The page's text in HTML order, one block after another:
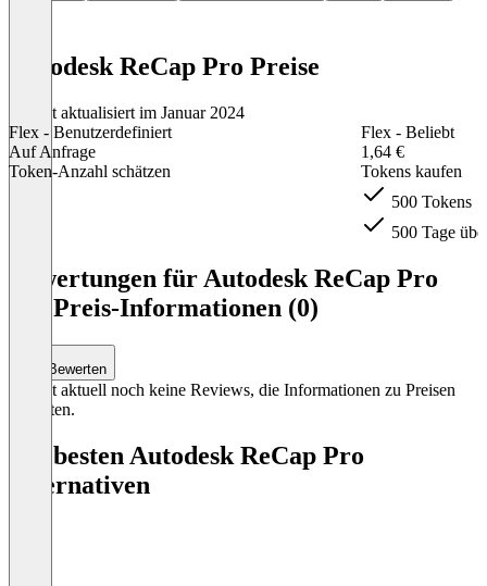
Autodesk ReCap Pro Preise
Zuletzt aktualisiert im Januar 2024
Flex - Benutzerdefiniert
Auf Anfrage
Token-Anzahl schätzen
Flex - Beliebt
1,64 €
Tokens kaufen
500 Tokens
500 Tage
Bewertungen für Autodesk ReCap Pro
mit Preis-Informationen (0)
Bewerten
Es gibt aktuell noch keine Reviews, die Informationen zu Preisen
enthalten.
Die besten Autodesk ReCap Pro
Alternativen